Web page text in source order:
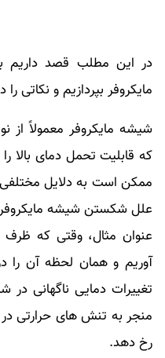
در این مطلب قصد
مایکروفر بپردازیم و نکاتی
شیشه مایکروفر معمولاً
که قابلیت تحمل دمای بالا
ممکن است به دلایل
علل شکستن شیشه
عنوان مثال، وقتی که ظرف
آوریم و همان لحظه آن را
تغییرات دمایی ناگهانی
منجر به تنش‌ های حرارتی
رخ دهد.